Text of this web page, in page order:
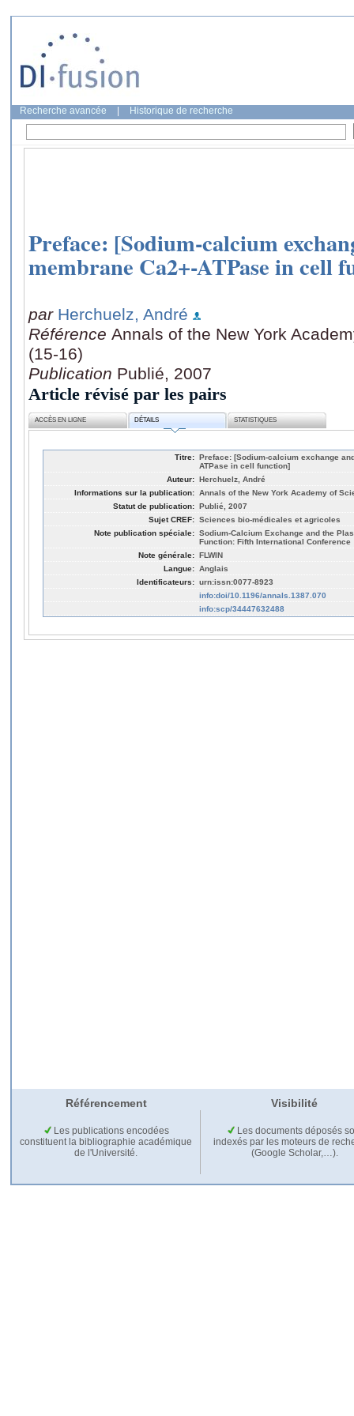
Recherche avancée Historique de recherche
Preface: [Sodium-calcium
membrane Ca2+-ATPase in cell
par Herchuelz, André
Référence Annals of the New York
(15-16)
Publication Publié, 2007
Article révisé par les pairs
ACCÈS EN LIGNE DÉTAILS STATISTIQUES
Titre: Preface: [Sodium-calcium exchange
ATPase in cell function]
Auteur: Herchuelz, André
Informations sur la publication: Annals of the New York Academy of
Statut de publication: Publié, 2007
Sujet CREF: Sciences bio-médicales et agricoles
Note publication spéciale: Sodium-Calcium Exchange and the
Function: Fifth International Conference
Note générale: FLWIN
Langue: Anglais
Identificateurs: urn:issn:0077-8923
info:doi/10.1196/annals.1387.070
info:scp/34447632488
Référencement Visibilité
Les publications encodées
constituent la bibliographie académique
de l'Université.
Les documents déposés
indexés par les moteurs de
(Google Scholar,…).